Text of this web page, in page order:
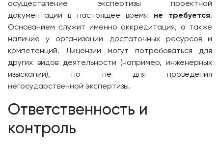
осуществление экспертизы проектной
документации в настоящее время не требуется.
Основанием служит именно аккредитация, а также
наличие у организации достаточных ресурсов и
компетенций. Лицензии могут потребоваться для
других видов деятельности (например, инженерных
изысканий), но не для проведения
негосударственной экспертизы.
Ответственность и
контроль